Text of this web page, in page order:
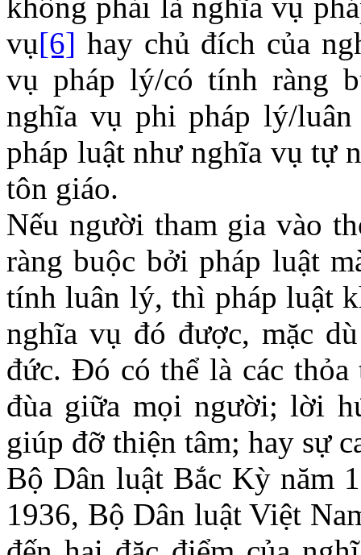
vụ[6] hay chủ đích của
vụ pháp lý/có tính ràng
nghĩa vụ phi pháp lý/
pháp luật như nghĩa vụ tự
tôn giáo.
Nếu người tham gia vào
ràng buộc bởi pháp luật
tính luân lý, thì pháp luật
nghĩa vụ đó được, mặc
đức. Đó có thể là các
đùa giữa mọi người; lời
giúp đỡ thiện tâm; hay sự
Bộ Dân luật Bắc Kỳ năm
1936, Bộ Dân luật Việt